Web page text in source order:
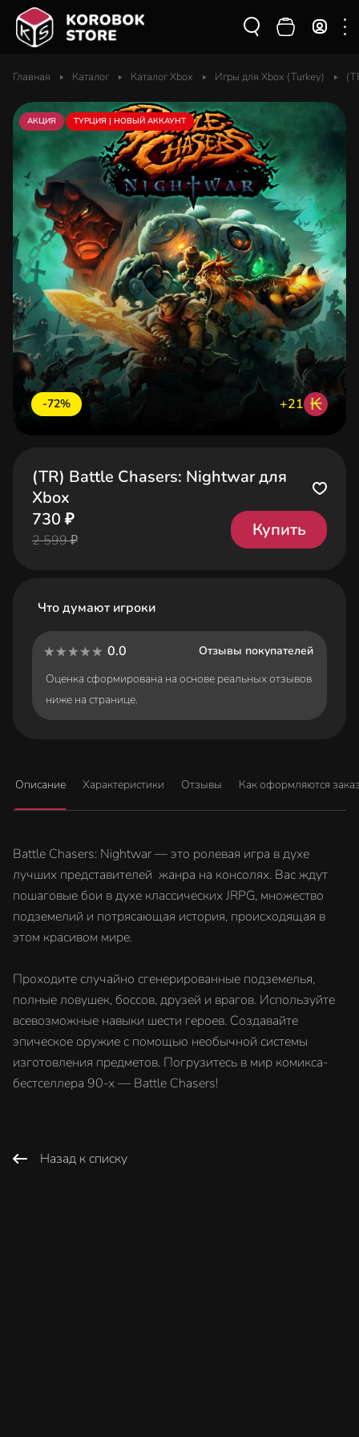
Главная Каталог Каталог Xbox Игры для Xbox (Turkey)
-72% +21 ₭
АКЦИЯ ТУРЦИЯ | НОВЫЙ АККАУНТ
(TR) Battle Chasers: Nightwar для
Xbox
730 ₽
2 599 ₽
Купить
Что думают игроки
0.0
Отзывы покупателей
Оценка сформирована на основе реальных отзывов
ниже на странице.
Описание Характеристики Отзывы Как оформляются
Battle Chasers: Nightwar — это ролевая игра в духе
лучших представителей жанра на консолях. Вас ждут
пошаговые бои в духе классических JRPG, множество
подземелий и потрясающая история, происходящая в
этом красивом мире.
Проходите случайно сгенерированные подземелья,
полные ловушек, боссов, друзей и врагов. Используйте
всевозможные навыки шести героев. Создавайте
эпическое оружие с помощью необычной системы
изготовления предметов. Погрузитесь в мир комикса-
бестселлера 90-х — Battle Chasers!
Назад к списку